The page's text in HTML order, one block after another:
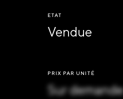
ETAT
Vendue
PRIX PAR UNITÉ
Sur demande